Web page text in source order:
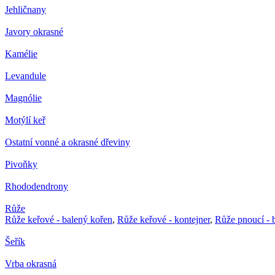
Jehličnany
Javory okrasné
Kamélie
Levandule
Magnólie
Motýlí keř
Ostatní vonné a okrasné dřeviny
Pivoňky
Rhododendrony
Růže
Růže keřové - balený kořen, Růže keřové - kontejner, Růže pnoucí -
Šeřík
Vrba okrasná